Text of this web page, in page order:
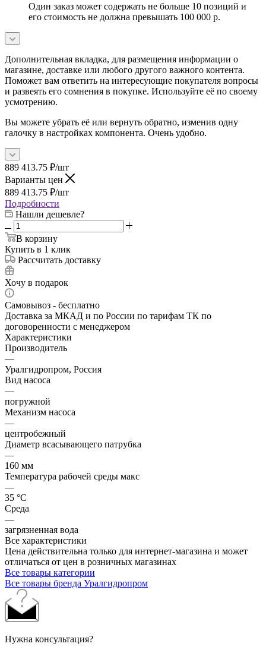
Один заказ может содержать не больше 10 позиций и
его стоимость не должна превышать 100 000 р.
Дополнительная вкладка, для размещения информации о
магазине, доставке или любого другого важного контента.
Поможет вам ответить на интересующие покупателя вопросы
и развеять его сомнения в покупке. Используйте её по своему
усмотрению.
Вы можете убрать её или вернуть обратно, изменив одну
галочку в настройках компонента. Очень удобно.
889 413.75 ₽/шт
Варианты цен
889 413.75 ₽/шт
Подробности
Нашли дешевле?
В корзину
Купить в 1 клик
Рассчитать доставку
Хочу в подарок
Самовывоз - бесплатно
Доставка за МКАД и по России по тарифам ТК по
договоренности с менеджером
Характеристики
Производитель
—
Уралгидропром, Россия
Вид насоса
—
погружной
Механизм насоса
—
центробежный
Диаметр всасывающего патрубка
—
160 мм
Температура рабочей среды макс
—
35 °С
Среда
—
загрязненная вода
Все характеристики
Цена действительна только для интернет-магазина и может
отличаться от цен в розничных магазинах
Все товары категории
Все товары бренда Уралгидропром
Нужна консультация?